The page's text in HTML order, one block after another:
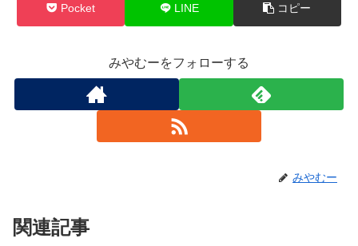
Pocket LINE コピー
みやむーをフォローする
みやむー
関連記事